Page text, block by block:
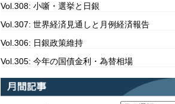
Vol.308: 小噺・選挙と日銀
Vol.307: 世界経済見通しと月例経済報告
Vol.306: 日銀政策維持
Vol.305: 今年の国債金利・為替相場